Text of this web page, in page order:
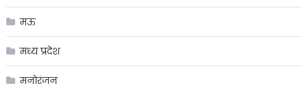
मऊ
मध्य प्रदेश
मनोरंजन